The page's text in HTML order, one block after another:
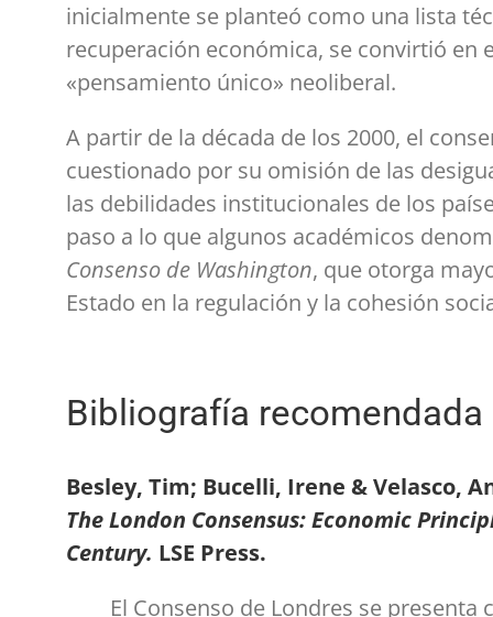
inicialmente se planteó como una lista
recuperación económica, se convirtió en
«pensamiento único» neoliberal.
A partir de la década de los 2000, el
cuestionado por su omisión de las
las debilidades institucionales de los
paso a lo que algunos académicos
Consenso de Washington, que otorga
Estado en la regulación y la cohesión
Bibliografía recomendada
Besley, Tim; Bucelli, Irene & Velasco,
The London Consensus: Economic
Century. LSE Press.
El Consenso de Londres se presenta